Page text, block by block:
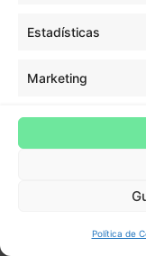
Estadísticas
Marketing
Política de